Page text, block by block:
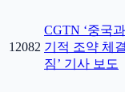
12082
CGTN ‘중국
기적 조약 체
짐’ 기사 보도